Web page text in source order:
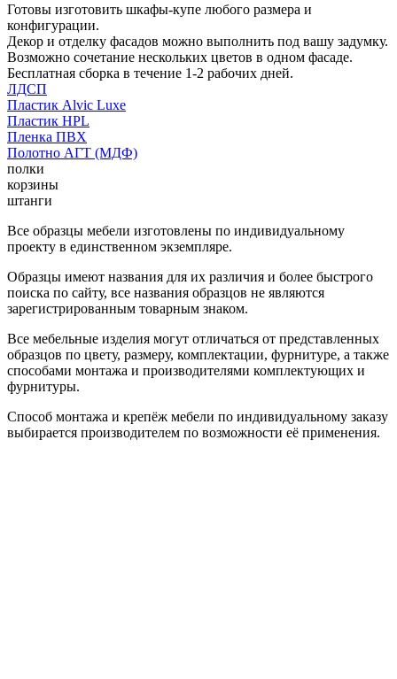
Готовы изготовить шкафы-купе любого размера и
конфигурации.
Декор и отделку фасадов можно выполнить под вашу задумку.
Возможно сочетание нескольких цветов в одном фасаде.
Бесплатная сборка в течение 1-2 рабочих дней.
ЛДСП
Пластик Alvic Luxe
Пластик HPL
Пленка ПВХ
Полотно АГТ (МДФ)
полки
корзины
штанги
Все образцы мебели изготовлены по индивидуальному
проекту в единственном экземпляре.
Образцы имеют названия для их различия и более быстрого
поиска по сайту, все названия образцов не являются
зарегистрированным товарным знаком.
Все мебельные изделия могут отличаться от представленных
образцов по цвету, размеру, комплектации, фурнитуре, а также
способами монтажа и производителями комплектующих и
фурнитуры.
Способ монтажа и крепёж мебели по индивидуальному заказу
выбирается производителем по возможности её применения.